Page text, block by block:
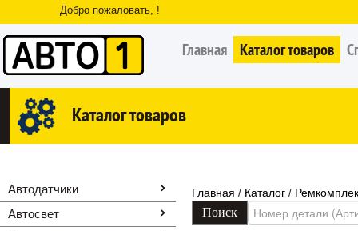
Добро пожаловать, !
Главная Каталог товаров
Каталог товаров
Автодатчики
Автосвет
Главная / Каталог /